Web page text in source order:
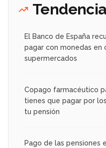
El Banco de España
pagar con monedas en
supermercados
Copago farmacéutico
tienes que pagar por
tu pensión
Pago de las pensiones